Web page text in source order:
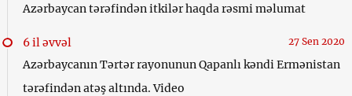
Azərbaycan tərəfindən itkilər haqda rəsmi məlumat
6 il əvvəl 27 Sen 2020
Azərbaycanın Tərtər rayonunun Qapanlı kəndi Ermənistan
tərəfindən atəş altında. Video